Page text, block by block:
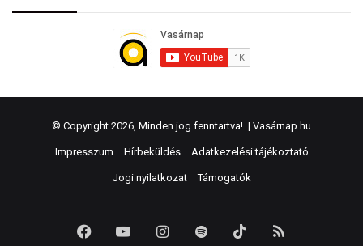
© Copyright 2026, Minden jog fenntartva! | Vasárnap.hu
Impresszum Hírbeküldés Adatkezelési tájékoztató
Jogi nyilatkozat Támogatók
FacebookYouTubeInstagram
Spotify TikTok